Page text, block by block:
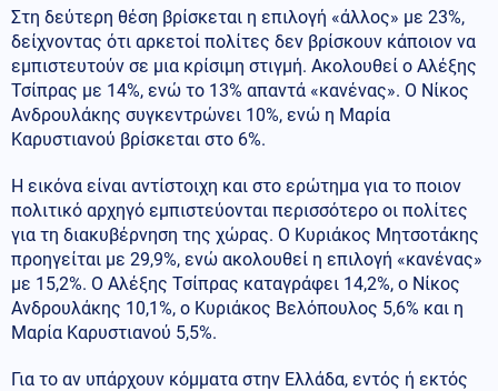
Στη δεύτερη θέση βρίσκεται η επιλογή «άλλος» με 23%,
δείχνοντας ότι αρκετοί πολίτες δεν βρίσκουν κάποιον να
εμπιστευτούν σε μια κρίσιμη στιγμή. Ακολουθεί ο Αλέξης
Τσίπρας με 14%, ενώ το 13% απαντά «κανένας». Ο Νίκος
Ανδρουλάκης συγκεντρώνει 10%, ενώ η Μαρία
Καρυστιανού βρίσκεται στο 6%.
Η εικόνα είναι αντίστοιχη και στο ερώτημα για το ποιον
πολιτικό αρχηγό εμπιστεύονται περισσότερο οι πολίτες
για τη διακυβέρνηση της χώρας. Ο Κυριάκος Μητσοτάκης
προηγείται με 29,9%, ενώ ακολουθεί η επιλογή «κανένας»
με 15,2%. Ο Αλέξης Τσίπρας καταγράφει 14,2%, ο Νίκος
Ανδρουλάκης 10,1%, ο Κυριάκος Βελόπουλος 5,6% και η
Μαρία Καρυστιανού 5,5%.
Για το αν υπάρχουν κόμματα στην Ελλάδα, εντός ή εκτός